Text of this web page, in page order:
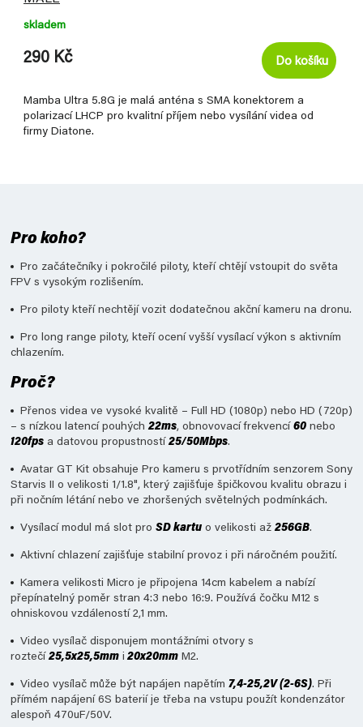
skladem
290 Kč Do košíku
Mamba Ultra 5.8G je malá anténa s SMA konektorem a
polarizací LHCP pro kvalitní příjem nebo vysílání videa od
firmy Diatone.
Pro koho?
Pro začátečníky i pokročilé piloty, kteří chtějí vstoupit do světa
FPV s vysokým rozlišením.
Pro piloty kteří nechtějí vozit dodatečnou akční kameru na dronu.
Pro long range piloty, kteří ocení vyšší vysílací výkon s aktivním
chlazením.
Proč?
Přenos videa ve vysoké kvalitě – Full HD (1080p) nebo HD (720p)
– s nízkou latencí pouhých 22ms, obnovovací frekvencí 60 nebo
120fps a datovou propustností 25/50Mbps.
Avatar GT Kit obsahuje Pro kameru s prvotřídním senzorem Sony
Starvis II o velikosti 1/1.8", který zajišťuje špičkovou kvalitu obrazu i
při nočním létání nebo ve zhoršených světelných podmínkách.
Vysílací modul má slot pro SD kartu o velikosti až 256GB.
Aktivní chlazení zajišťuje stabilní provoz i při náročném použití.
Kamera velikosti Micro je připojena 14cm kabelem a nabízí
přepínatelný poměr stran 4:3 nebo 16:9. Používá čočku M12 s
ohniskovou vzdáleností 2,1 mm.
Video vysílač disponujem montážními otvory s
roztečí 25,5x25,5mm i 20x20mm M2.
Video vysílač může být napájen napětím 7,4-25,2V (2-6S). Při
přímém napájení 6S baterií je třeba na vstupu použít kondenzátor
alespoň 470uF/50V.